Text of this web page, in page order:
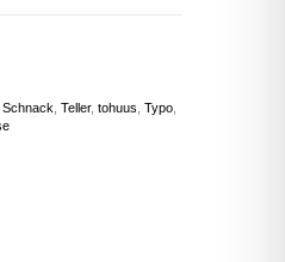
Schnack Teller, tohuus Typo,